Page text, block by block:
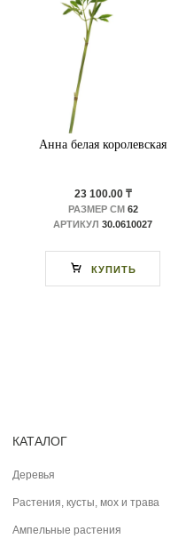
Анна белая королевская
23 100.00 ₸
РАЗМЕР СМ62
АРТИКУЛ 30.0610027
КУПИТЬ
КАТАЛОГ
Деревья
Растения, кусты, мох и трава
Ампельные растения